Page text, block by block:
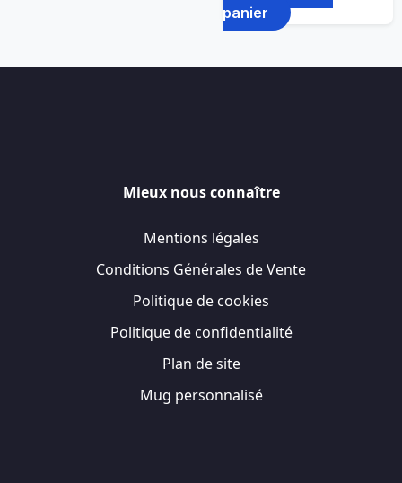
19,00 €.
panier
Mieux nous connaître
Mentions légales
Conditions Générales de Vente
Politique de cookies
Politique de confidentialité
Plan de site
Mug personnalisé